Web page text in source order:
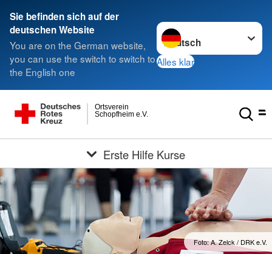
Sie befinden sich auf der
deutschen Website
You are on the German website,
you can use the switch to switch to
the English one
Sprache wechseln zu
Alles klar
Schopfheim e.V.
Ortsverein
Erste Hilfe Kurse
Foto: A. Zelck / DRK e.V.